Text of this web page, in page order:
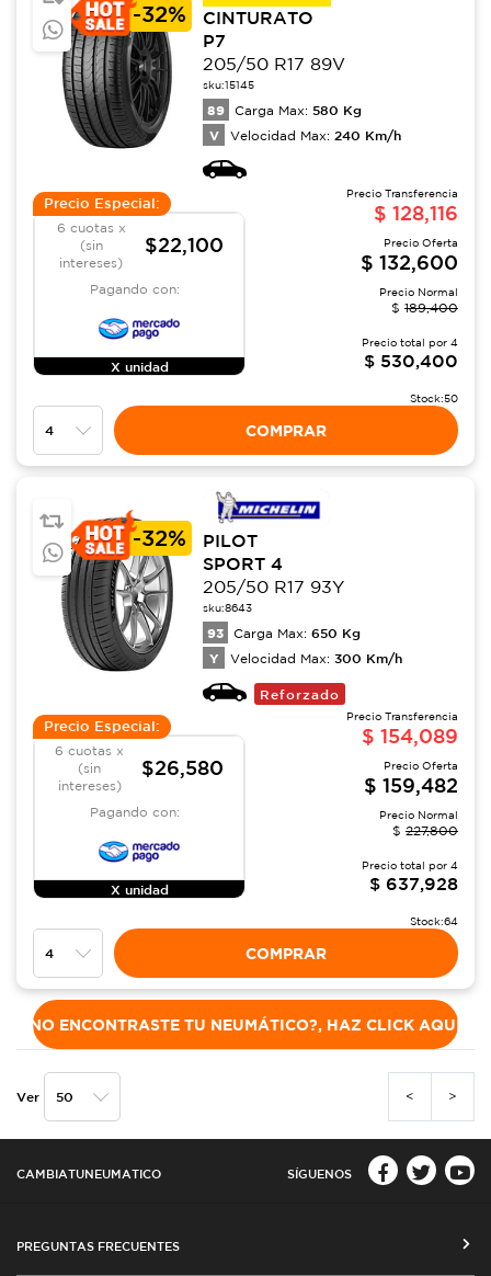
-32%
CINTURATO
P7
205/50 R17 89V
sku:15145
89 Carga Max: 580 Kg
V Velocidad Max: 240 Km/h
Precio Especial:
6 cuotas x
(sin
intereses)
$22,100
Pagando con:
X unidad
Precio Transferencia
$ 128,116
Precio Oferta
$ 132,600
Precio Normal
$ 189,400
Precio total por 4
$ 530,400
Stock:50
COMPRAR
-32%
PILOT
SPORT 4
205/50 R17 93Y
sku:8643
93 Carga Max: 650 Kg
Y Velocidad Max: 300 Km/h
Reforzado
Precio Especial:
6 cuotas x
(sin
intereses)
$26,580
Pagando con:
X unidad
Precio Transferencia
$ 154,089
Precio Oferta
$ 159,482
Precio Normal
$ 227,800
Precio total por 4
$ 637,928
Stock:64
COMPRAR
NO ENCONTRASTE TU NEUMÁTICO?, HAZ CLICK AQUÍ
Ver < >
CAMBIATUNEUMATICO SÍGUENOS
PREGUNTAS FRECUENTES